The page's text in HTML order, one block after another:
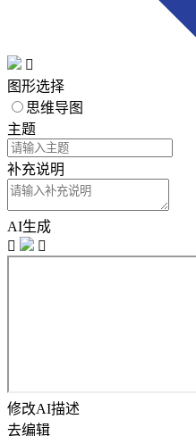

图形选择
思维导图
主题
补充说明
AI生成


修改AI描述
去编辑